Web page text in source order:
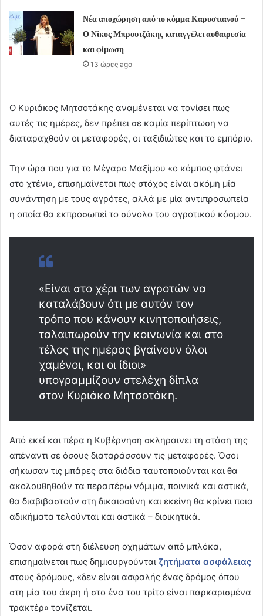
Νέα αποχώρηση από το κόμμα Καρυστιανού –
Ο Νίκος Μπρουτζάκης καταγγέλει αυθαιρεσία
και φίμωση
13 ώρες ago
Ο Κυριάκος Μητσοτάκης αναμένεται να τονίσει πως
αυτές τις ημέρες, δεν πρέπει σε καμία περίπτωση να
διαταραχθούν οι μεταφορές, οι ταξιδιώτες και το εμπόριο.
Την ώρα που για το Μέγαρο Μαξίμου «ο κόμπος φτάνει
στο χτένι», επισημαίνεται πως στόχος είναι ακόμη μία
συνάντηση με τους αγρότες, αλλά με μία αντιπροσωπεία
η οποία θα εκπροσωπεί το σύνολο του αγροτικού κόσμου.
«Είναι στο χέρι των αγροτών να
καταλάβουν ότι με αυτόν τον
τρόπο που κάνουν κινητοποιήσεις,
ταλαιπωρούν την κοινωνία και στο
τέλος της ημέρας βγαίνουν όλοι
χαμένοι, και οι ίδιοι»
υπογραμμίζουν στελέχη δίπλα
στον Κυριάκο Μητσοτάκη.
Από εκεί και πέρα η Κυβέρνηση σκληραινει τη στάση της
απέναντι σε όσους διαταράσσουν τις μεταφορές. Όσοι
σήκωσαν τις μπάρες στα διόδια ταυτοποιούνται και θα
ακολουθηθούν τα περαιτέρω νόμιμα, ποινικά και αστικά,
θα διαβιβαστούν στη δικαιοσύνη και εκείνη θα κρίνει ποια
αδικήματα τελούνται και αστικά – διοικητικά.
Όσον αφορά στη διέλευση οχημάτων από μπλόκα,
επισημαίνεται πως δημιουργούνται ζητήματα ασφάλειας
στους δρόμους, «δεν είναι ασφαλής ένας δρόμος όπου
στη μία του άκρη ή στο ένα του τρίτο είναι παρκαρισμένα
τρακτέρ» τονίζεται.